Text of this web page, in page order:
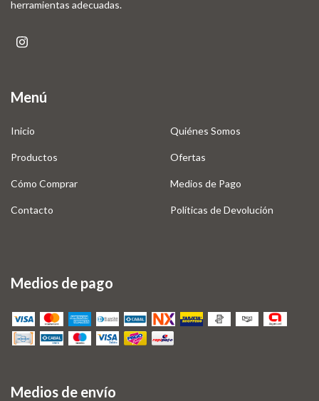
herramientas adecuadas.
Menú
Inicio Quiénes Somos
Productos Ofertas
Cómo Comprar Medios de Pago
Contacto Políticas de Devolución
Medios de pago
Medios de envío